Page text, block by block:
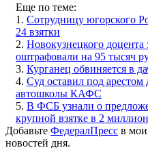
Еще по теме:
1. Сотрудницу югорского
24 взятки
2. Новокузнецкого доцента
оштрафовали на 95 тысяч
3. Курганец обвиняется в
4. Суд оставил под арестом
автошколы КАФС
5. В ФСБ узнали о
крупной взятке в 2
Добавьте ФедералПресс в
новостей дня.